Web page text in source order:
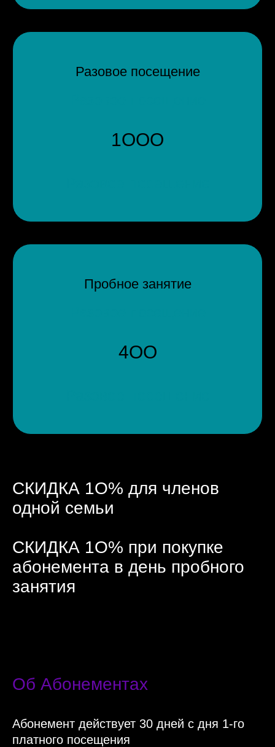
Разовое посещение
1ООО
Пробное занятие
4ОО
СКИДКА 1О% для членов
одной семьи
СКИДКА 1О% при покупке
абонемента в день пробного
занятия
Об Абонементах
Абонемент действует 30 дней с дня 1-го
платного посещения